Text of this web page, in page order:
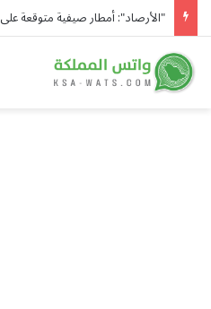
"الأرصاد": أمطار صيفية متوقعة على 7 مناطق